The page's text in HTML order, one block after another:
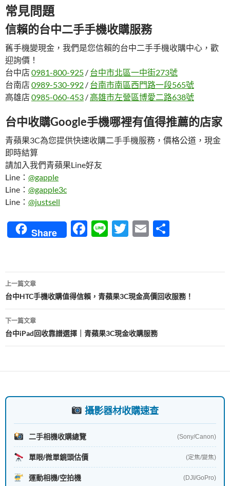
常見問題
信賴的台中二手手機收購服務
舊手機變現金，我們是您信賴的台中二手手機收購中心，歡
迎詢價！
台中店 0981-800-925 / 台中市北區一中街273號
台南店 0989-530-992 / 台南市南區西門路一段565號
高雄店 0985-060-453 / 高雄市左營區博愛二路638號
台中收購Google手機哪裡有值得推薦的店家
青蘋果3C為您提供快速收購二手手機服務，價格公道，現金
即時結算
請加入我們青蘋果Line好友
Line： @gapple
Line： @gapple3c
Line： @justsell
Share
F
b
o
o
k
Li
T
er
E
文
章
導
覽
上一篇文章
台中HTC手機收購值得信賴，青蘋果3C現金高價回收服務！
下一篇文章
台中iPad回收靠譜選擇｜青蘋果3C現金收購服務
攝影器材收購速查
二手相機收購總覽 (Sony/Canon)
單眼/微單鏡頭估價 (定焦/變焦)
運動相機/空拍機 (DJI/GoPro)